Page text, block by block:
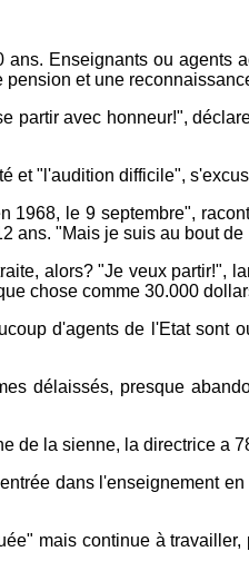
ans. Enseignants ou
et une
partir avec honneur!",
et "l'audition difficile",
1968, le 9 septembre",
ans. "Mais je suis au bout de
alors? "Je veux partir!",
chose comme 30.000
d'agents de l'Etat sont
délaissés, presque
de la sienne, la directrice a
dans l'enseignement
mais continue à